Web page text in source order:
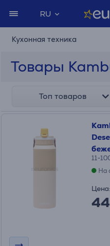
RU
Кухонная техника
Товары
Топ товаров
11-
На
Цена:
44